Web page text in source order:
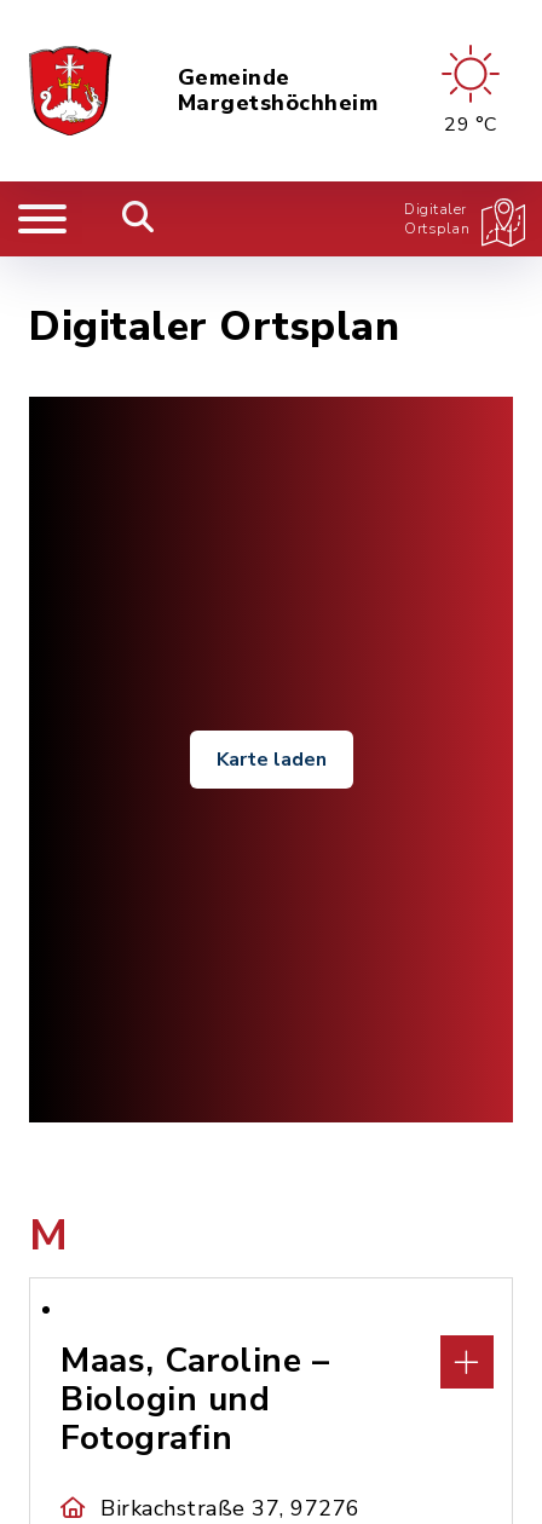
Gemeinde
Margetshöchheim
29 °C
Digitaler
Ortsplan
Digitaler Ortsplan
Karte laden
M
Maas, Caroline –
Biologin und
Fotografin
Birkachstraße 37, 97276